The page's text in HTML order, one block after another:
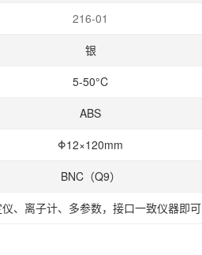
216-01
银
5-50°C
ABS
Φ12×120mm
BNC（Q9）
、离子计、多参数，接口一致仪器即可